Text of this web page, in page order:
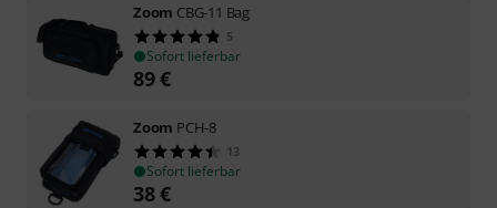
Zoom CBG-11 Bag
5
Sofort lieferbar
89€
Zoom PCH-8
13
Sofort lieferbar
38€